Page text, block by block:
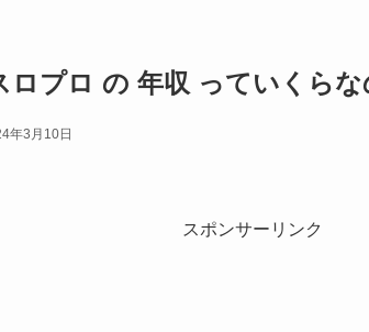
ロプロ の 年収 っていくらな
年3月10日
スポンサーリンク